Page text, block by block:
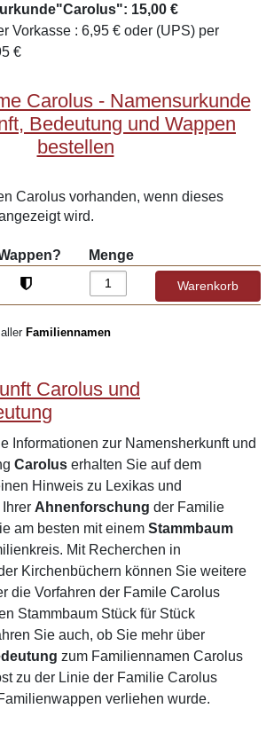
15,00 €
Vorkasse : 6,95 € oder (UPS) per
€
Carolus - Namensurkunde
Bedeutung und Wappen
bestellen
Carolus vorhanden, wenn dieses
wird.
Menge
Familiennamen
Carolus und
Informationen zur Namensherkunft und
Carolus erhalten Sie auf dem
Hinweis zu Lexikas und
Ahnenforschung der Familie
am besten mit einem Stammbaum
Mit Recherchen in
Kirchenbüchern können Sie weitere
die Vorfahren der Famile Carolus
Stammbaum Stück für Stück
Sie auch, ob Sie mehr über
zum Familiennamen Carolus
zu der Linie der Familie Carolus
verliehen wurde.